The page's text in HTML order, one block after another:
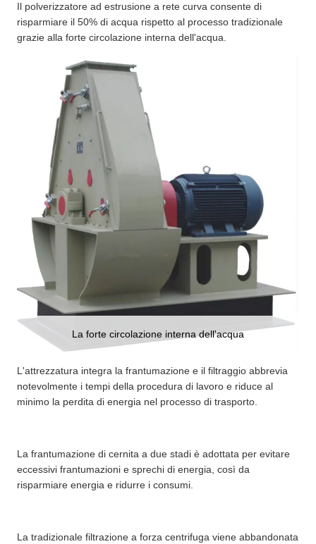
Il polverizzatore ad estrusione a rete curva consente di
risparmiare il 50% di acqua rispetto al processo tradizionale
grazie alla forte circolazione interna dell'acqua.
La forte circolazione interna dell'acqua
L'attrezzatura integra la frantumazione e il filtraggio abbrevia
notevolmente i tempi della procedura di lavoro e riduce al
minimo la perdita di energia nel processo di trasporto.
La frantumazione di cernita a due stadi è adottata per evitare
eccessivi frantumazioni e sprechi di energia, così da
risparmiare energia e ridurre i consumi.
La tradizionale filtrazione a forza centrifuga viene abbandonata